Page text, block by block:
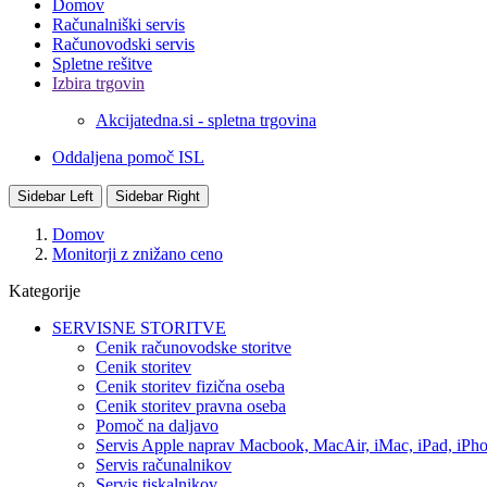
Domov
Računalniški servis
Računovodski servis
Spletne rešitve
Izbira trgovin
Akcijatedna.si - spletna trgovina
Oddaljena pomoč ISL
Sidebar Left Sidebar Right
Domov
Monitorji z znižano ceno
Kategorije
SERVISNE STORITVE
Cenik računovodske storitve
Cenik storitev
Cenik storitev fizična oseba
Cenik storitev pravna oseba
Pomoč na daljavo
Servis Apple naprav Macbook, MacAir, iMac, iPad,
Servis računalnikov